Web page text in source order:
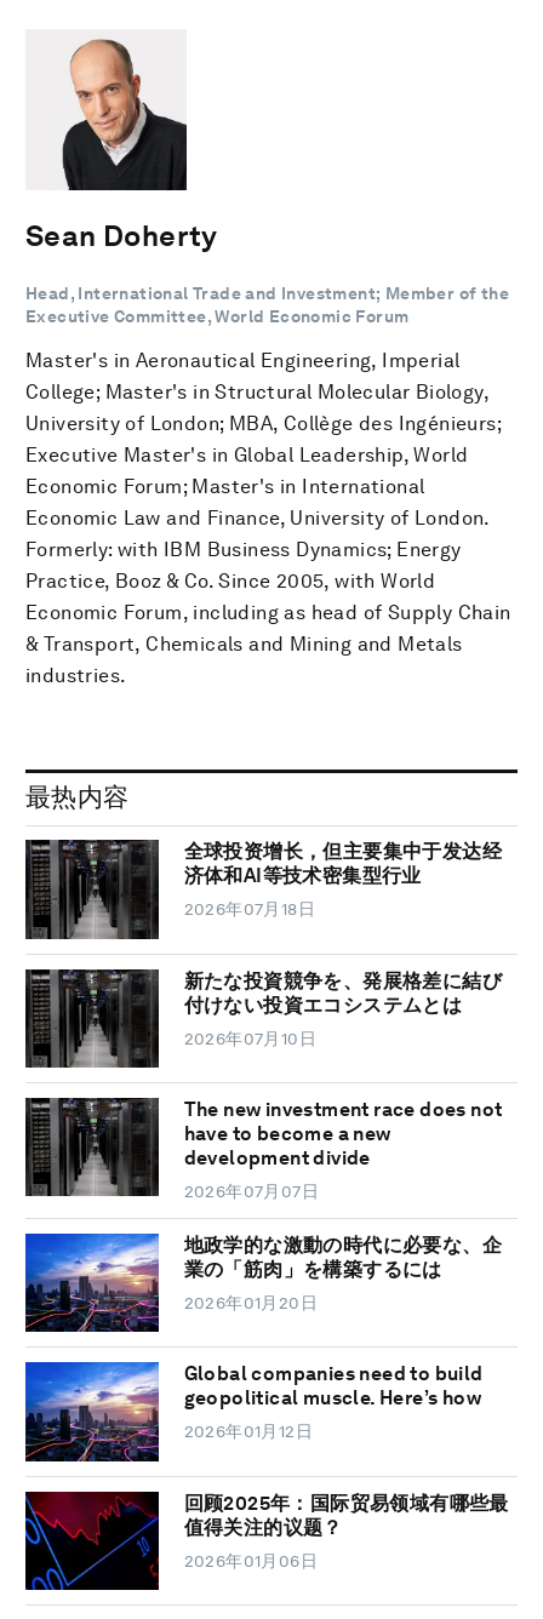
Sean Doherty
Head, International Trade and Investment; Member of the
Executive Committee, World Economic Forum
Master's in Aeronautical Engineering, Imperial
College; Master's in Structural Molecular Biology,
University of London; MBA, Collège des Ingénieurs;
Executive Master's in Global Leadership, World
Economic Forum; Master's in International
Economic Law and Finance, University of London.
Formerly: with IBM Business Dynamics; Energy
Practice, Booz & Co. Since 2005, with World
Economic Forum, including as head of Supply Chain
& Transport, Chemicals and Mining and Metals
industries.
最热内容
全球投资增长，但主要集中于发达经
济体和AI等技术密集型行业
2026年07月18日
新たな投資競争を、発展格差に結び
付けない投資エコシステムとは
2026年07月10日
The new investment race does not
have to become a new
development divide
2026年07月07日
地政学的な激動の時代に必要な、企
業の「筋肉」を構築するには
2026年01月20日
Global companies need to build
geopolitical muscle. Here’s how
2026年01月12日
回顾2025年：国际贸易领域有哪些最
值得关注的议题？
2026年01月06日